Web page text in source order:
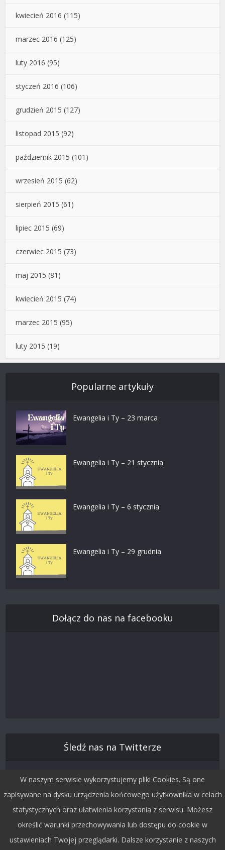
kwiecień 2016 (115)
marzec 2016 (125)
luty 2016 (95)
styczeń 2016 (106)
grudzień 2015 (127)
listopad 2015 (92)
październik 2015 (101)
wrzesień 2015 (62)
sierpień 2015 (61)
lipiec 2015 (69)
czerwiec 2015 (73)
maj 2015 (81)
kwiecień 2015 (74)
marzec 2015 (95)
luty 2015 (19)
Popularne artykuły
Ewangelia i Ty – 23 marca
Ewangelia i Ty – 21 stycznia
Ewangelia i Ty – 6 stycznia
Ewangelia i Ty – 29 grudnia
Dołącz do nas na facebooku
Śledź nas na Twitterze
W naszym serwisie wykorzystujemy pliki Cookies. Są one
zapisywane na dysku urządzenia końcowego użytkownika w celach
statystycznych oraz ułatwienia korzystania z serwisu. Możesz
określić warunki przechowywania lub dostępu do cookie w
ustawieniach Twojej przeglądarki. Dalsze korzystanie z naszych